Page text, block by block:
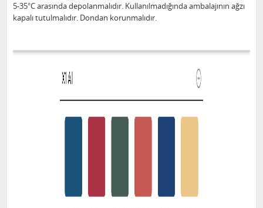
5-35°C arasında depolanmalıdır. Kullanılmadığında ambalajının ağzı
kapalı tutulmalıdır. Dondan korunmalıdır.